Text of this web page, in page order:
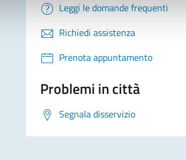
Leggi le domande frequenti
Richiedi assistenza
Prenota appuntamento
Problemi in città
Segnala disservizio